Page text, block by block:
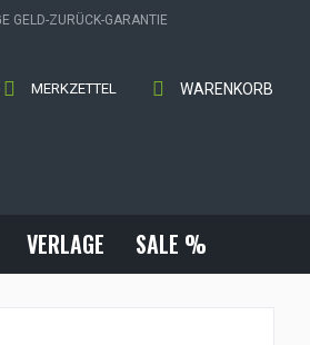
GELD-ZURÜCK-GARANTIE
WARENKORB
MERKZETTEL
VERLAGE SALE %